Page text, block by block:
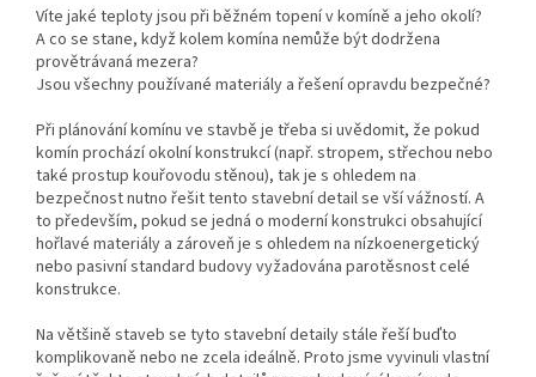
Víte jaké teploty jsou při běžném topení v komíně a jeho okolí?
A co se stane, když kolem komína nemůže být dodržena
provětrávaná mezera?
Jsou všechny používané materiály a řešení opravdu bezpečné?
Při plánování komínu ve stavbě je třeba si uvědomit, že pokud
komín prochází okolní konstrukcí (např. stropem, střechou nebo
také prostup kouřovodu stěnou), tak je s ohledem na
bezpečnost nutno řešit tento stavební detail se vší vážností. A
to především, pokud se jedná o moderní konstrukci obsahující
hořlavé materiály a zároveň je s ohledem na nízkoenergetický
nebo pasivní standard budovy vyžadována parotěsnost celé
konstrukce.
Na většině staveb se tyto stavební detaily stále řeší buďto
komplikovaně nebo ne zcela ideálně. Proto jsme vyvinuli vlastní